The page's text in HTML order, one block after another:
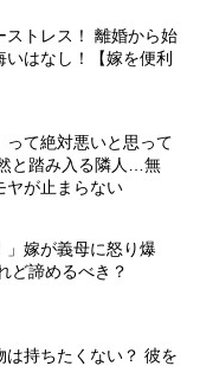
ストレス！ 離婚から始
はなし！【嫁を便利
って絶対悪いと思って
と踏み入る隣人…無
ヤが止まらない
」嫁が義母に怒り爆
ど諦めるべき？
持ちたくない？ 彼を